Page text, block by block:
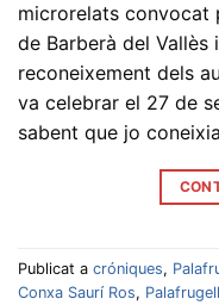
microrelats convocat
de Barberà del Vallès
reconeixement dels
va celebrar el 27 de
sabent que jo
Publicat a cróniques,
Conxa Saurí Ros,